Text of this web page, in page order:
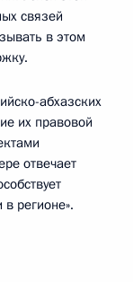
связей
в этом
абхазских
их правовой
отвечает
регионе».